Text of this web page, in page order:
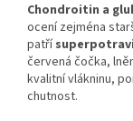
Chondroitin a
ocení zejména
patří
červená čočka,
kvalitní vlákninu,
chutnost.